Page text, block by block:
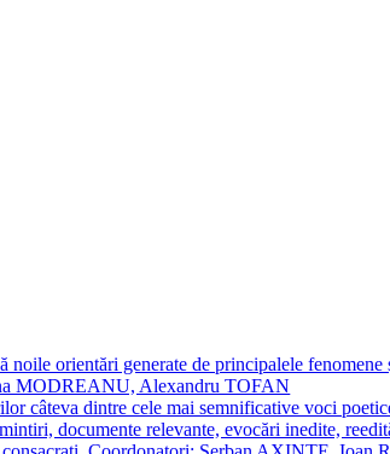
noile orientări generate de principalele
MODREANU, Alexandru TOFAN
câteva dintre cele mai semnificative voci
documente relevante, evocări inedite,